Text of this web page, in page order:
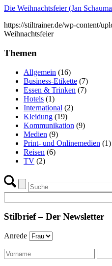
Die Weihnachtsfeier (Jan
https://stiltrainer.de/wp-content/
Weihnachtsfeier
Themen
Allgemein (16)
Business-Etikette (7)
Essen & Trinken (7)
Hotels (1)
International (2)
Kleidung (19)
Kommunikation (9)
Medien (9)
Print- und Onlinemedien (1)
Reisen (6)
TV (2)
Stilbrief – Der Newsletter
Anrede